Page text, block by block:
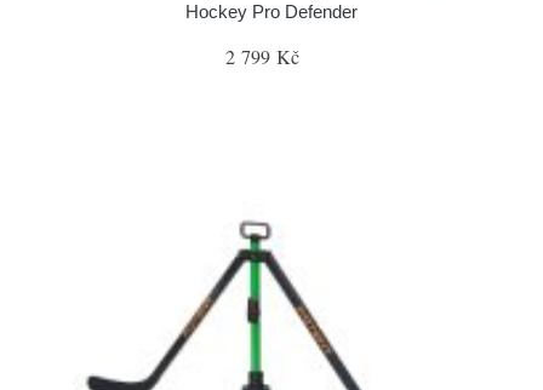
Hockey Pro Defender
2 799 Kč